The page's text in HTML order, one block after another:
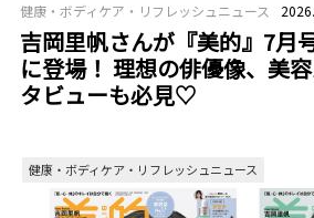
健康・ボディケア・リフレッシュニュース
吉岡里帆さんが『美的』7月
に登場！ 理想の俳優像、美
タビューも必見♡
健康・ボディケア・リフレッシュニュース